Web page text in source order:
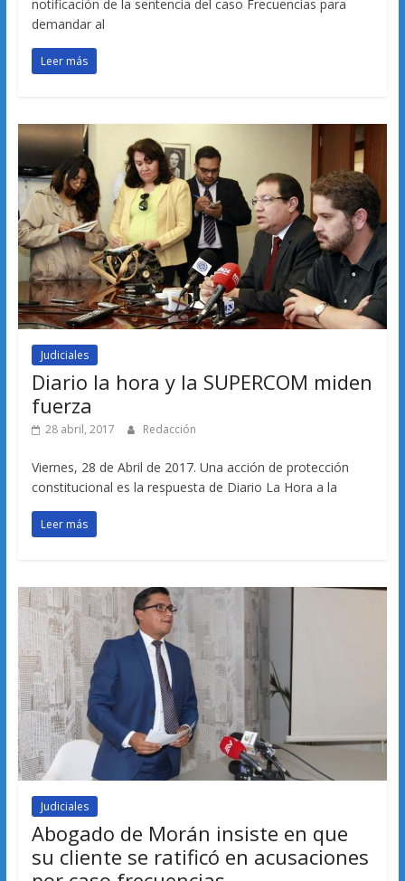
notificación de la sentencia del caso Frecuencias para
demandar al
Leer más
Judiciales
Diario la hora y la SUPERCOM miden
fuerza
28 abril, 2017 Redacción
Viernes, 28 de Abril de 2017. Una acción de protección
constitucional es la respuesta de Diario La Hora a la
Leer más
Judiciales
Abogado de Morán insiste en que
su cliente se ratificó en acusaciones